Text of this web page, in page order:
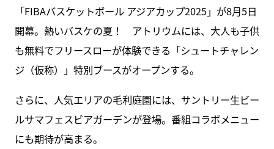
「FIBAバスケットボール アジアカップ2025」が8月5日
開幕。熱いバスケの夏！ アトリウムには、大人も子供
も無料でフリースローが体験できる「シュートチャレン
ジ（仮称）」特別ブースがオープンする。
さらに、人気エリアの毛利庭園には、サントリー生ビー
ルサマフェスビアガーデンが登場。番組コラボメニュー
にも期待が高まる。